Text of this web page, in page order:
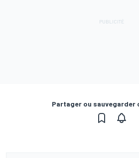
Partager ou sauvegarder